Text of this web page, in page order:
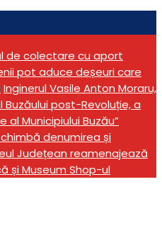
de colectare cu aport
pot aduce deșeuri care
Inginerul Vasile Anton Moraru,
post-Revoluție, a
Municipiului Buzău”
denumirea și
Județean reamenajează
și Museum Shop-ul